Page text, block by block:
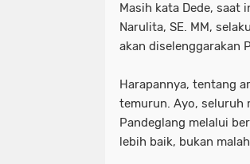
Masih kata Dede, saat
Narulita, SE. MM,
akan diselenggarakan
Harapannya, tentang
temurun. Ayo, seluruh
Pandeglang melalui
lebih baik, bukan